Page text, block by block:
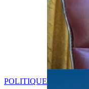
POLITIQUE